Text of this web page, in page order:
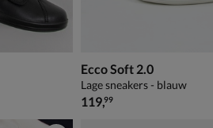
Ecco Soft 2.0
Lage sneakers - blauw
€ 119,99
119,99